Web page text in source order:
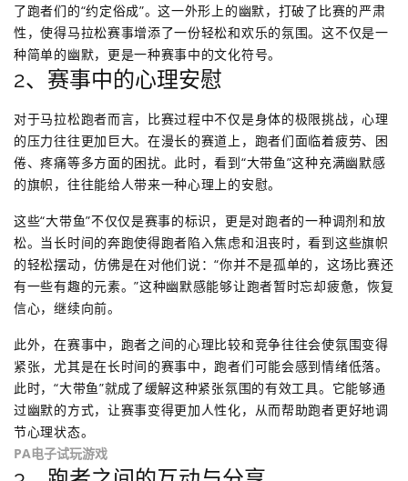
了跑者们的“约定俗成”。这一外形上的幽默，打破了比赛的严肃
性，使得马拉松赛事增添了一份轻松和欢乐的氛围。这不仅是一
种简单的幽默，更是一种赛事中的文化符号。
2、赛事中的心理安慰
对于马拉松跑者而言，比赛过程中不仅是身体的极限挑战，心理
的压力往往更加巨大。在漫长的赛道上，跑者们面临着疲劳、困
倦、疼痛等多方面的困扰。此时，看到“大带鱼”这种充满幽默感
的旗帜，往往能给人带来一种心理上的安慰。
这些“大带鱼”不仅仅是赛事的标识，更是对跑者的一种调剂和放
松。当长时间的奔跑使得跑者陷入焦虑和沮丧时，看到这些旗帜
的轻松摆动，仿佛是在对他们说：“你并不是孤单的，这场比赛还
有一些有趣的元素。”这种幽默感能够让跑者暂时忘却疲惫，恢复
信心，继续向前。
此外，在赛事中，跑者之间的心理比较和竞争往往会使氛围变得
紧张，尤其是在长时间的赛事中，跑者们可能会感到情绪低落。
此时，“大带鱼”就成了缓解这种紧张氛围的有效工具。它能够通
过幽默的方式，让赛事变得更加人性化，从而帮助跑者更好地调
节心理状态。
PA电子试玩游戏